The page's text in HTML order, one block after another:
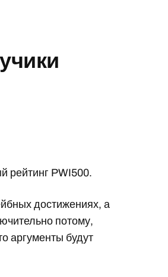
рейтинг PWI500.
достижениях, а
потому,
аргументы будут